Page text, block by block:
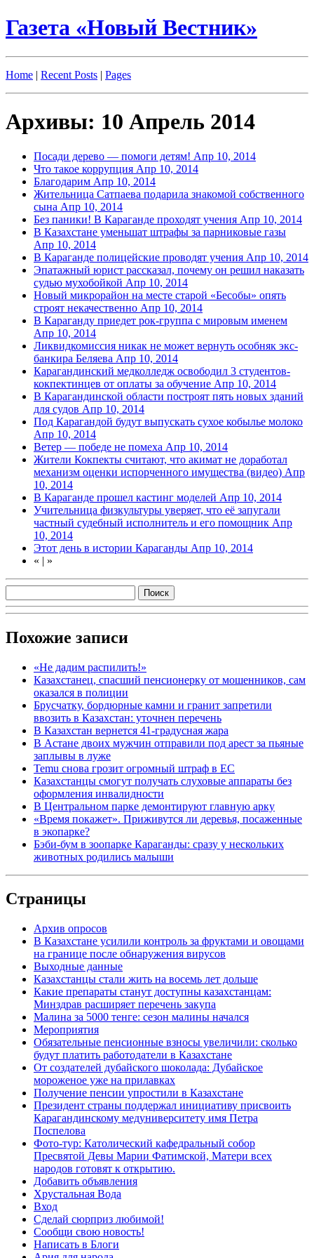
Газета «Новый Вестник»
Home | Recent Posts | Pages
Архивы: 10 Апрель 2014
Посади дерево — помоги детям! Апр 10, 2014
Что такое коррупция Апр 10, 2014
Благодарим Апр 10, 2014
Жительница Сатпаева подарила знакомой собственного
сына Апр 10, 2014
Без паники! В Караганде проходят учения Апр 10, 2014
В Казахстане уменьшат штрафы за парниковые газы
Апр 10, 2014
В Караганде полицейские проводят учения Апр 10, 2014
Эпатажный юрист рассказал, почему он решил наказать
судью мухобойкой Апр 10, 2014
Новый микрорайон на месте старой «Бесобы» опять
строят некачественно Апр 10, 2014
В Караганду приедет рок-группа с мировым именем
Апр 10, 2014
Ликвидкомиссия никак не может вернуть особняк экс-
банкира Беляева Апр 10, 2014
Карагандинский медколледж освободил 3 студентов-
кокпектинцев от оплаты за обучение Апр 10, 2014
В Карагандинской области построят пять новых зданий
для судов Апр 10, 2014
Под Карагандой будут выпускать сухое кобылье молоко
Апр 10, 2014
Ветер — победе не помеха Апр 10, 2014
Жители Кокпекты считают, что акимат не доработал
механизм оценки испорченного имущества (видео) Апр
10, 2014
В Караганде прошел кастинг моделей Апр 10, 2014
Учительница физкультуры уверяет, что её запугали
частный судебный исполнитель и его помощник Апр
10, 2014
Этот день в истории Караганды Апр 10, 2014
« | »
Похожие записи
«Не дадим распилить!»
Казахстанец, спасший пенсионерку от мошенников, сам
оказался в полиции
Брусчатку, бордюрные камни и гранит запретили
ввозить в Казахстан: уточнен перечень
В Казахстан вернется 41-градусная жара
В Астане двоих мужчин отправили под арест за пьяные
заплывы в луже
Temu снова грозит огромный штраф в ЕС
Казахстанцы смогут получать слуховые аппараты без
оформления инвалидности
В Центральном парке демонтируют главную арку
«Время покажет». Приживутся ли деревья, посаженные
в экопарке?
Бэби-бум в зоопарке Караганды: сразу у нескольких
животных родились малыши
Страницы
Архив опросов
В Казахстане усилили контроль за фруктами и овощами
на границе после обнаружения вирусов
Выходные данные
Казахстанцы стали жить на восемь лет дольше
Какие препараты станут доступны казахстанцам:
Минздрав расширяет перечень закупа
Малина за 5000 тенге: сезон малины начался
Мероприятия
Обязательные пенсионные взносы увеличили: сколько
будут платить работодатели в Казахстане
От создателей дубайского шоколада: Дубайское
мороженое уже на прилавках
Получение пенсии упростили в Казахстане
Президент страны поддержал инициативу присвоить
Карагандинскому медуниверситету имя Петра
Поспелова
Фото-тур: Католический кафедральный собор
Пресвятой Девы Марии Фатимской, Матери всех
народов готовят к открытию.
Добавить объявления
Хрустальная Вода
Вход
Сделай сюрприз любимой!
Сообщи свою новость!
Написать в Блоги